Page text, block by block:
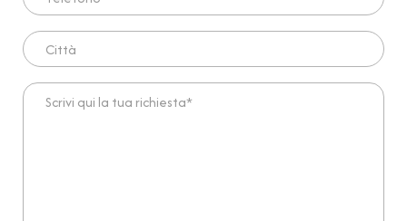
Città
Scrivi qui la tua richiesta*